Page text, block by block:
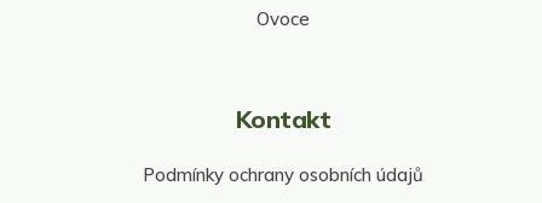
Ovoce
Kontakt
Podmínky ochrany osobních údajů